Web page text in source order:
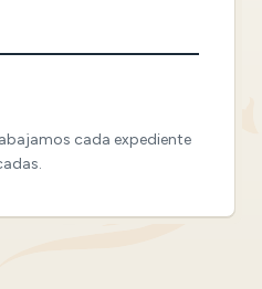
cada expediente